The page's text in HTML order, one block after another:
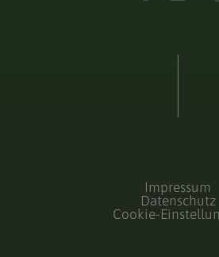
Impressum
Datenschutz
Cookie-